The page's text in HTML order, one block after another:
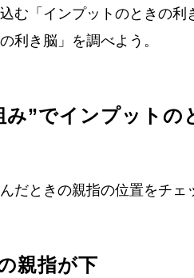
む「インプットのときの
利き脳」を調べよう。
み”でインプットの
だときの親指の位置をチェ
親指が下